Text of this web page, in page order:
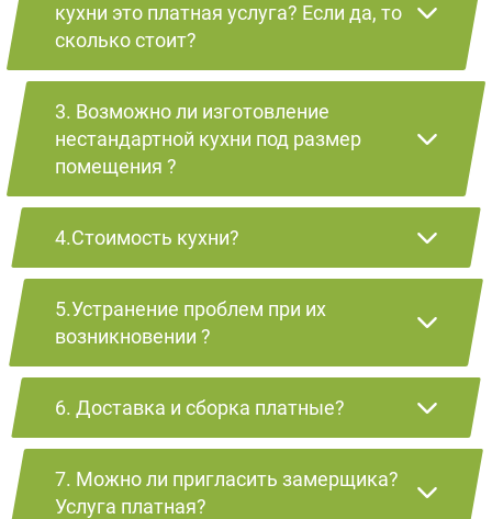
кухни это платная услуга? Если да, то
сколько стоит?
3. Возможно ли изготовление
нестандартной кухни под размер
помещения ?
4.Стоимость кухни?
5.Устранение проблем при их
возникновении ?
6. Доставка и сборка платные?
7. Можно ли пригласить замерщика?
Услуга платная?